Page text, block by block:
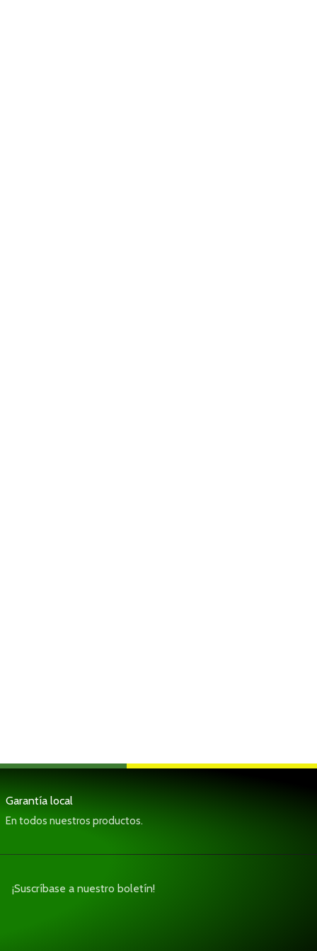
Garantía local
En todos nuestros productos.
¡Suscríbase a nuestro boletín!